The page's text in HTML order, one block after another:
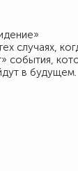
случаях,
события,
в будущем.